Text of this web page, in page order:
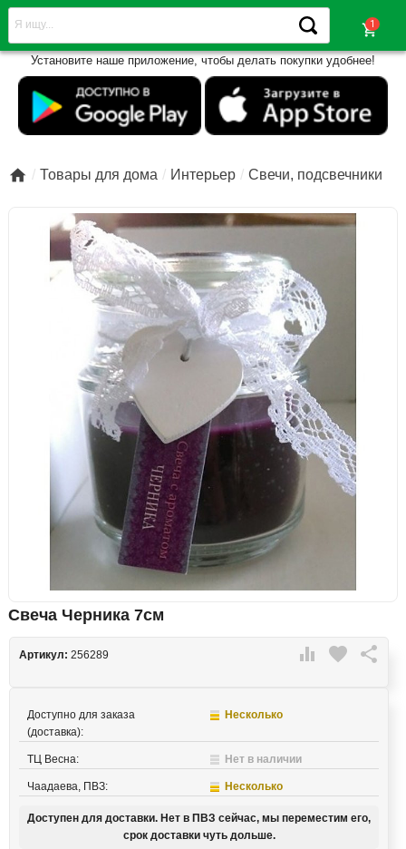
shopping_cart
Установите наше приложение, чтобы делать покупки удобнее!
 Товары для дома Интерьер Свечи, подсвечники
Свеча Черника 7см
 favorite 
Артикул: 256289
Доступно для заказа
(доставка):
Несколько
ТЦ Весна: Нет в наличии
Чаадаева, ПВЗ: Несколько
Доступен для доставки. Нет в ПВЗ сейчас, мы переместим его,
срок доставки чуть дольше.